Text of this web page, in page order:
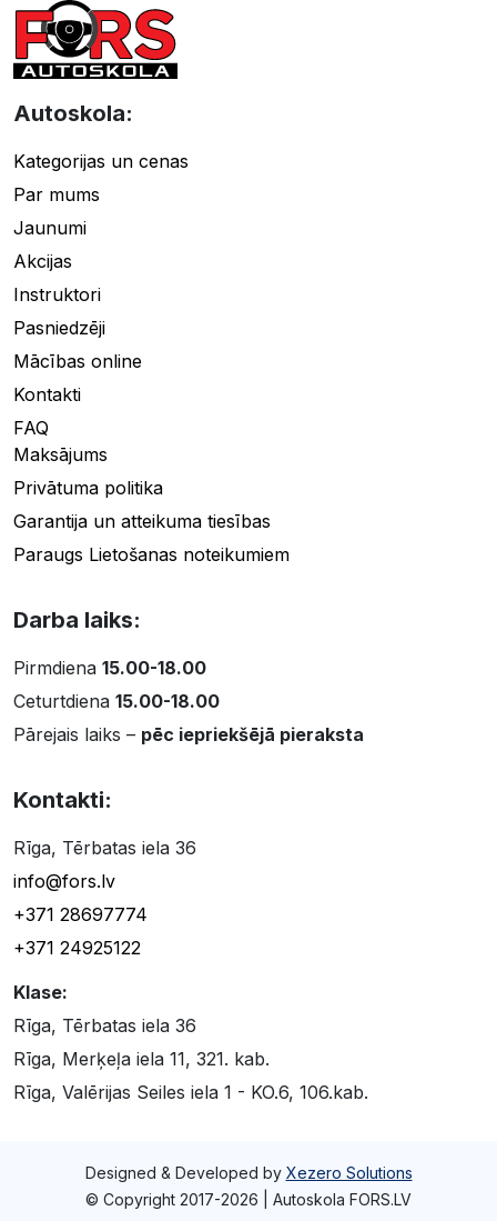
Autoskola:
Kategorijas un cenas
Par mums
Jaunumi
Akcijas
Instruktori
Pasniedzēji
Mācības online
Kontakti
FAQ
Maksājums
Privātuma politika
Garantija un atteikuma tiesības
Paraugs Lietošanas noteikumiem
Darba laiks:
Pirmdiena 15.00-18.00
Ceturtdiena 15.00-18.00
Pārejais laiks – pēc iepriekšējā pieraksta
Kontakti:
Rīga, Tērbatas iela 36
info@fors.lv
+371 28697774
+371 24925122
Klase:
Rīga, Tērbatas iela 36
Rīga, Merķeļa iela 11, 321. kab.
Rīga, Valērijas Seiles iela 1 - KO.6, 106.kab.
Designed & Developed by Xezero Solutions
© Copyright 2017-2026 | Autoskola FORS.LV